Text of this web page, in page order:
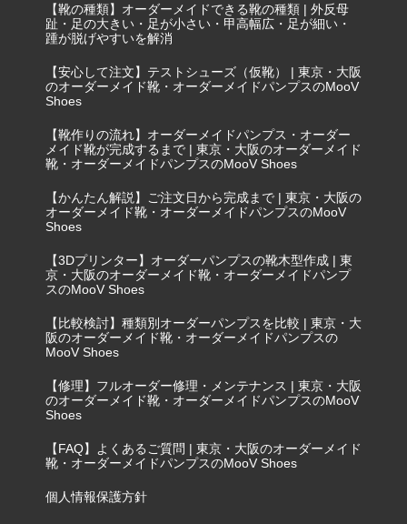
【靴の種類】オーダーメイドできる靴の種類 | 外反母
趾・足の大きい・足が小さい・甲高幅広・足が細い・
踵が脱げやすいを解消
【安心して注文】テストシューズ（仮靴） | 東京・大阪
のオーダーメイド靴・オーダーメイドパンプスのMooV
Shoes
【靴作りの流れ】オーダーメイドパンプス・オーダー
メイド靴が完成するまで | 東京・大阪のオーダーメイド
靴・オーダーメイドパンプスのMooV Shoes
【かんたん解説】ご注文日から完成まで | 東京・大阪の
オーダーメイド靴・オーダーメイドパンプスのMooV
Shoes
【3Dプリンター】オーダーパンプスの靴木型作成 | 東
京・大阪のオーダーメイド靴・オーダーメイドパンプ
スのMooV Shoes
【比較検討】種類別オーダーパンプスを比較 | 東京・大
阪のオーダーメイド靴・オーダーメイドパンプスの
MooV Shoes
【修理】フルオーダー修理・メンテナンス | 東京・大阪
のオーダーメイド靴・オーダーメイドパンプスのMooV
Shoes
【FAQ】よくあるご質問 | 東京・大阪のオーダーメイド
靴・オーダーメイドパンプスのMooV Shoes
個人情報保護方針